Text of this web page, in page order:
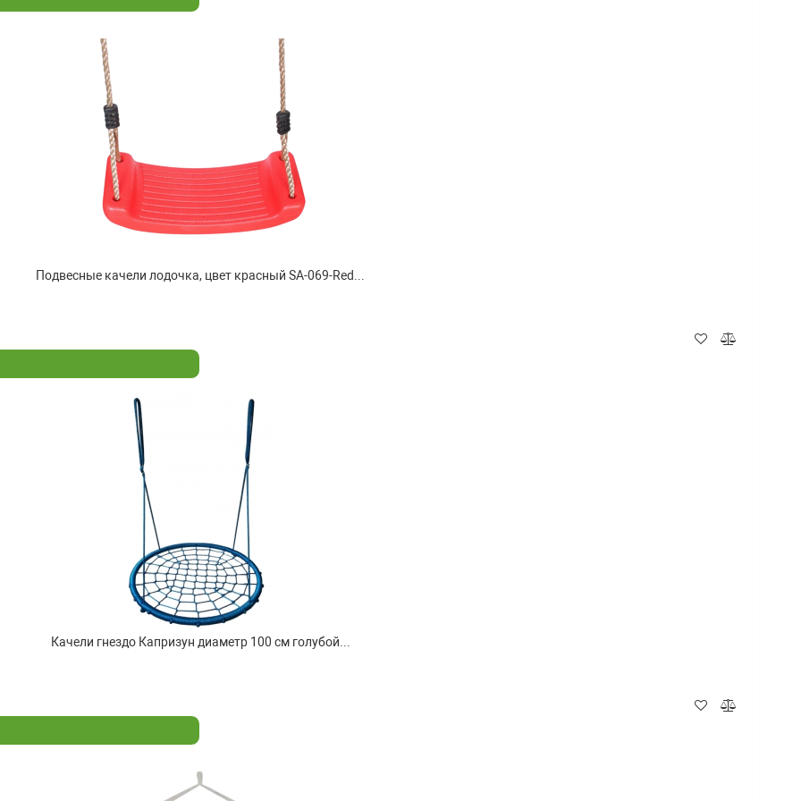
Подвесные качели лодочка, цвет красный SA-069-Red...
Качели гнездо Капризун диаметр 100 см голубой...